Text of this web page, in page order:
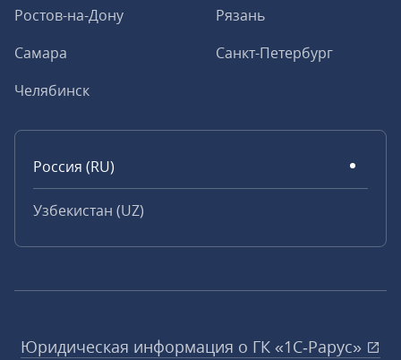
Ростов-на-Дону
Рязань
Самара
Санкт-Петербург
Челябинск
Россия (RU)
Узбекистан (UZ)
Юридическая информация о ГК «1С‑Рарус»